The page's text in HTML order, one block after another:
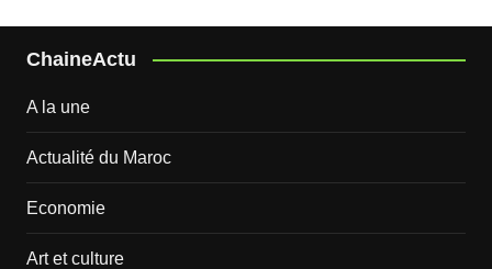
ChaineActu
A la une
Actualité du Maroc
Economie
Art et culture